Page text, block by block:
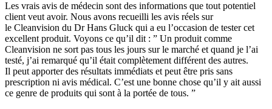
Les vrais avis de médecin sont des informations que tout potentiel
client veut avoir. Nous avons recueilli les avis réels sur
le Cleanvision du Dr Hans Gluck qui a eu l’occasion de tester cet
excellent produit. Voyons ce qu’il dit : ” Un produit comme
Cleanvision ne sort pas tous les jours sur le marché et quand je l’ai
testé, j’ai remarqué qu’il était complètement différent des autres.
Il peut apporter des résultats immédiats et peut être pris sans
prescription ni avis médical. C’est une bonne chose qu’il y ait aussi
ce genre de produits qui sont à la portée de tous. ”